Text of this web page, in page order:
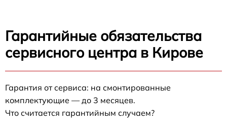
Гарантийные обязательства
сервисного центра в Кирове
Гарантия от сервиса: на смонтированные
комплектующие — до 3 месяцев.
Что считается гарантийным случаем?